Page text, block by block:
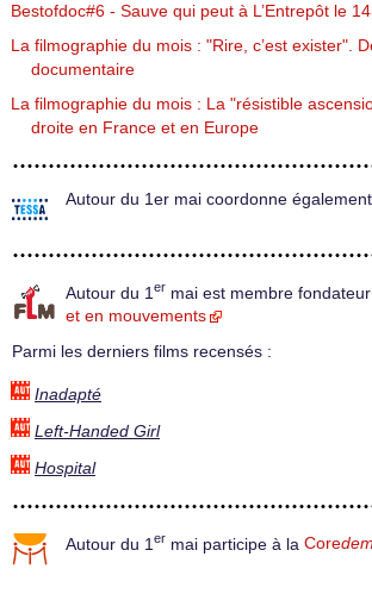
Bestofdoc#6 - Sauve qui peut à L’Entrepôt le
La filmographie du mois : "Rire, c’est exister".
documentaire
La filmographie du mois : La "résistible
droite en France et en Europe
Autour du 1er mai coordonne
Autour du 1 er mai est membre
et en mouvements
Parmi les derniers films recensés :
Inadapté
Left-Handed Girl
Hospital
Autour du 1 er mai participe à la Coredem